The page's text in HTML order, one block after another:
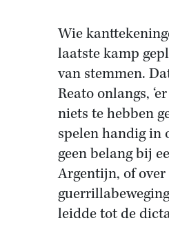
Wie
laatste kamp
van stemmen.
Reato onlangs,
niets te hebben
spelen handig in
geen belang bij
Argentijn, of
leidde tot de